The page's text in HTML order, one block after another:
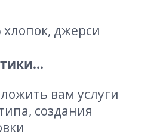
джерси
вам услуги
создания